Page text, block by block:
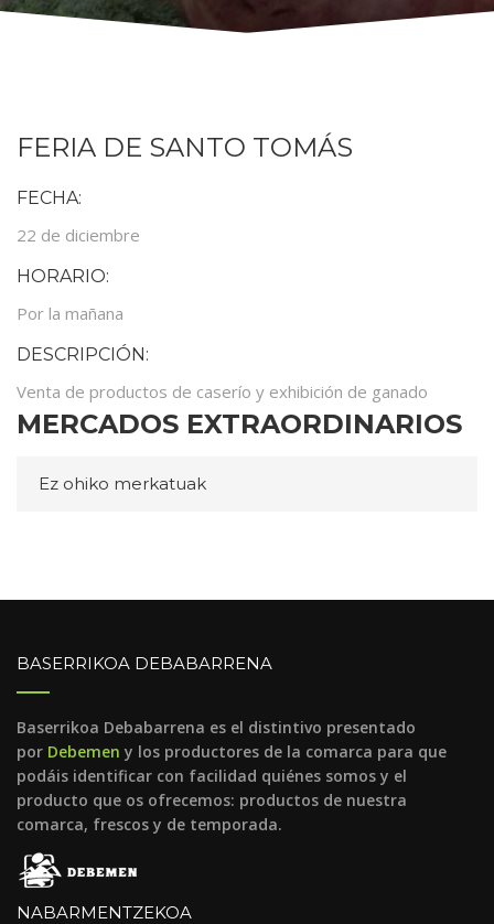
FERIA DE SANTO TOMÁS
FECHA:
22 de diciembre
HORARIO:
Por la mañana
DESCRIPCIÓN:
Venta de productos de caserío y exhibición de ganado
MERCADOS EXTRAORDINARIOS
Ez ohiko merkatuak
BASERRIKOA DEBABARRENA
Baserrikoa Debabarrena es el distintivo presentado
por Debemen y los productores de la comarca para que
podáis identificar con facilidad quiénes somos y el
producto que os ofrecemos: productos de nuestra
comarca, frescos y de temporada.
NABARMENTZEKOA